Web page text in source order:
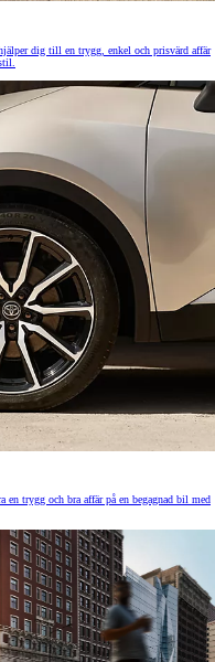
dig till en trygg, enkel och prisvärd affär
en trygg och bra affär på en begagnad bil med